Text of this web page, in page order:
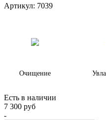
Артикул: 7039
Очищение
Есть в наличии
7 300 руб
-